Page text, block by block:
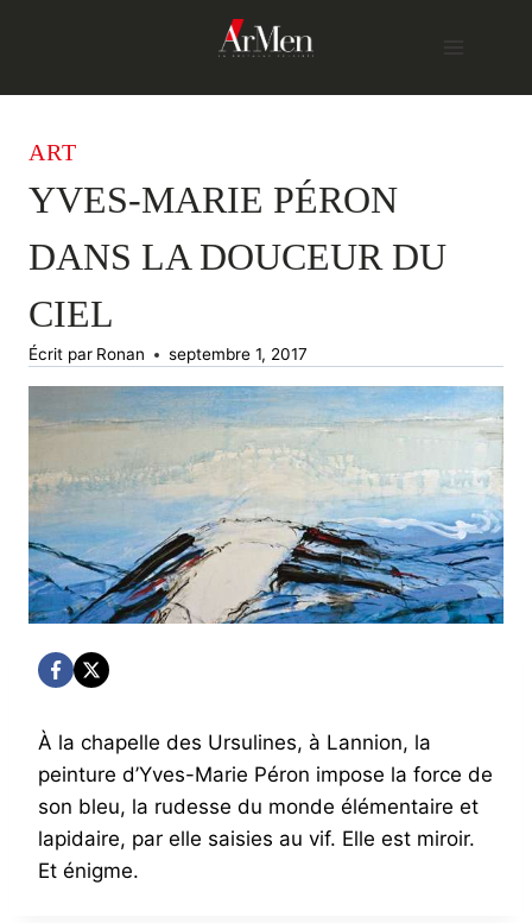
ART
YVES-MARIE PÉRON
DANS LA DOUCEUR DU
CIEL
Écrit par Ronan septembre 1, 2017
À la chapelle des Ursulines, à Lannion, la
peinture d’Yves-Marie Péron impose la force de
son bleu, la rudesse du monde élémentaire et
lapidaire, par elle saisies au vif. Elle est miroir.
Et énigme.